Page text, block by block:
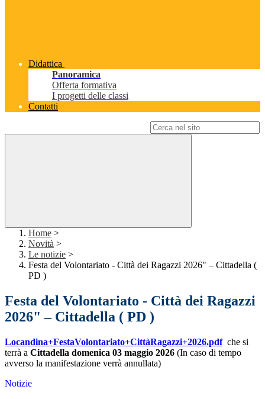
Didattica
Panoramica
Offerta formativa
I progetti delle classi
Contatti
Home >
Novità >
Le notizie >
Festa del Volontariato - Città dei Ragazzi 2026" – Cittadella (
PD )
Festa del Volontariato - Città dei Ragazzi
2026" – Cittadella ( PD )
Locandina+FestaVolontariato+CittàRagazzi+2026.pdf che si
terrà a Cittadella domenica 03 maggio 2026 (In caso di tempo
avverso la manifestazione verrà annullata)
Notizie